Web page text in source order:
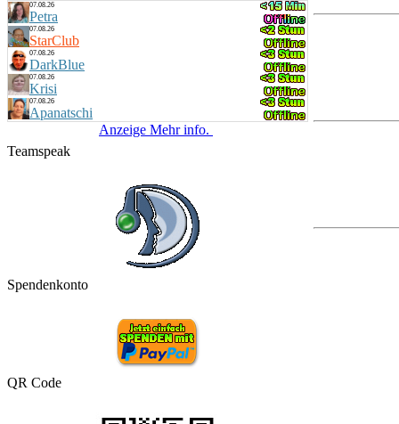
07.08.26
Petra
07.08.26
StarClub
07.08.26
DarkBlue
07.08.26
Krisi
07.08.26
Apanatschi
Anzeige Mehr info.
Teamspeak
Spendenkonto
QR Code